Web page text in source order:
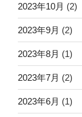
2023年10月 (2)
2023年9月 (2)
2023年8月 (1)
2023年7月 (2)
2023年6月 (1)